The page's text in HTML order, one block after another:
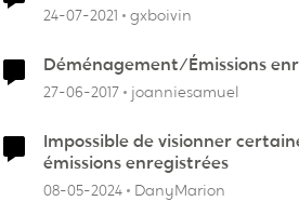
24-07-2021 gxboivin
Déménagement/Émissions
27-06-2017 joanniesamuel
Impossible de visionner
émissions enregistrées
08-05-2024 DanyMarion